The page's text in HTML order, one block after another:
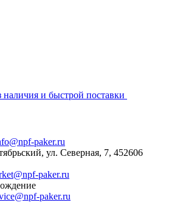
наличия и быстрой поставки
paker.ru
ул. Северная, 7, 452606
paker.ru
paker.ru